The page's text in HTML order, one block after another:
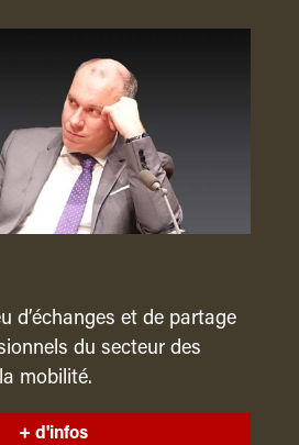
d’échanges et de partage
du secteur des
mobilité.
+ d'infos